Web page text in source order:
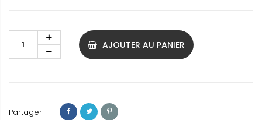
AJOUTER AU PANIER
Partager